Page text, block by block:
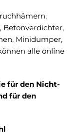
Betonverdichter,
Minidumper,
alle online
für den Nicht-
für den